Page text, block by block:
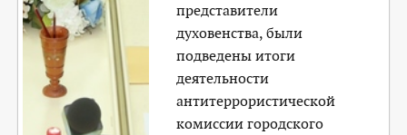
представители
духовенства, были
подведены итоги
деятельности
антитеррористической
комиссии городского